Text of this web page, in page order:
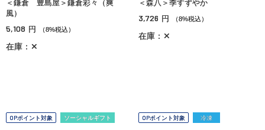
＜鎌倉 豊島屋＞鎌倉彩々（爽
風）
5,108 円 （8%税込）
在庫：✕
＜森八＞季すずやか
3,726 円 （8%税込）
在庫：✕
OPポイント対象 ソーシャルギフト OPポイント対象 冷凍